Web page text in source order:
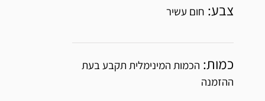
צבע: חום עשיר
כמות: הכמות המינימלית תקבע בעת
ההזמנה